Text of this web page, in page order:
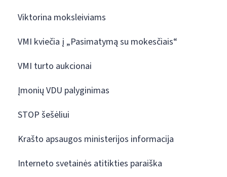
Viktorina moksleiviams
VMI kviečia į „Pasimatymą su mokesčiais“
VMI turto aukcionai
Įmonių VDU palyginimas
STOP šešėliui
Krašto apsaugos ministerijos informacija
Interneto svetainės atitikties paraiška